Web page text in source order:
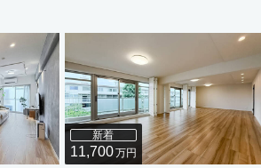
新着
11,700万円